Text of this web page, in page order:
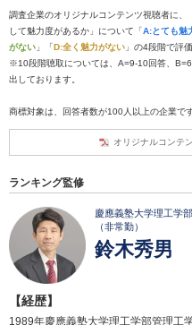
調査企業のオリジナルコンテンツ視聴者に
して魅力度があるか」について「A:とても魅
がない 」「D:全く魅力がない 」の4段階で評
※10段階聴取については、A=9-10回答、
出しております。
商標対象は、回答者数が100人以上の企業です
オリジナルコンテ
ランキング監修
慶應義塾大学理工学
（非常勤）
鈴木秀男
【経歴】
1989年慶應義塾大学理工学部管理工